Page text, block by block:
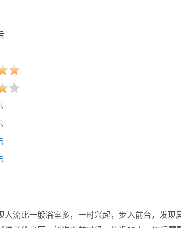
流比一般浴室多，一时兴起，步入前台，发现